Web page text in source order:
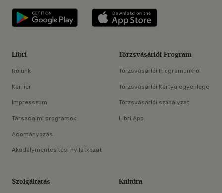
Libri applikáció Szerezd meg: Google
Libri
Rólunk
Karrier
Impresszum
Társadalmi programok
Adományozás
Akadálymentesítési nyilatkozat
Törzsvásárlói Program
Törzsvásárlói Programunkról
Törzsvásárlói Kártya egyenlege
Törzsvásárlói szabályzat
Libri App
Szolgáltatás Kultúra